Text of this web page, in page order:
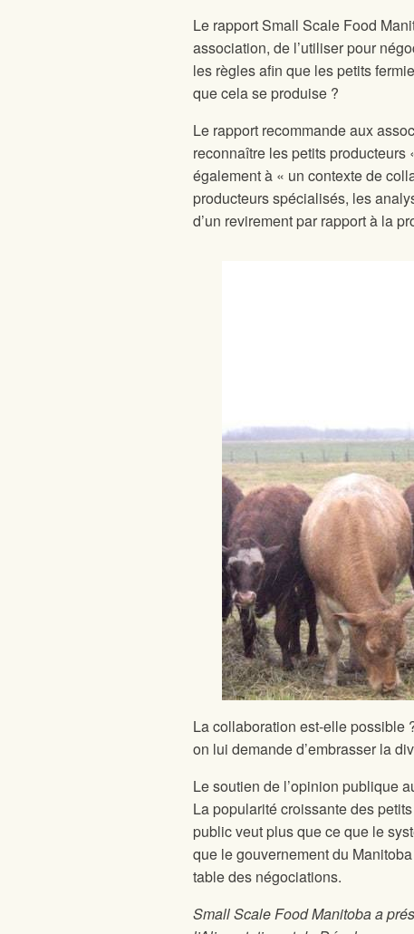
Le rapport Small Scale Food
association, de l’utiliser pour
les règles afin que les petits
que cela se produise ?
Le rapport recommande aux
reconnaître les petits
également à « un contexte de
producteurs spécialisés, les
d’un revirement par rapport à la
La collaboration est-elle possible
on lui demande d’embrasser la
Le soutien de l’opinion publique
La popularité croissante des
public veut plus que ce que le
que le gouvernement du
table des négociations.
Small Scale Food Manitoba a